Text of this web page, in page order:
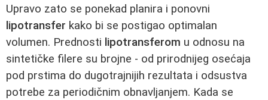
Upravo zato se ponekad planira i ponovni
lipotransfer kako bi se postigao optimalan
volumen. Prednosti lipotransferom u odnosu na
sintetičke filere su brojne - od prirodnijeg osećaja
pod prstima do dugotrajnijih rezultata i odsustva
potrebe za periodičnim obnavljanjem. Kada se